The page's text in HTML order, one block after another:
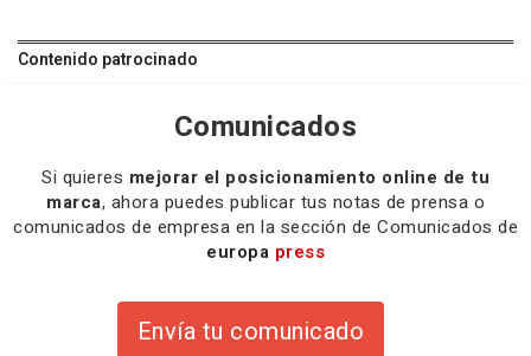
Contenido patrocinado
Comunicados
Si quieres mejorar el posicionamiento online de tu
marca, ahora puedes publicar tus notas de prensa o
comunicados de empresa en la sección de Comunicados de
europa press
Envía tu comunicado